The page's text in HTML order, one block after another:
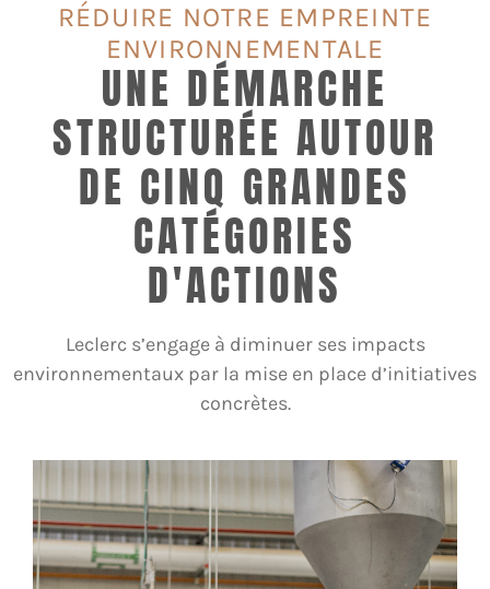
RÉDUIRE NOTRE EMPREINTE
ENVIRONNEMENTALE
UNE DÉMARCHE
STRUCTURÉE AUTOUR
DE CINQ GRANDES
CATÉGORIES
D'ACTIONS
Leclerc s’engage à diminuer ses impacts
environnementaux par la mise en place d’initiatives
concrètes.